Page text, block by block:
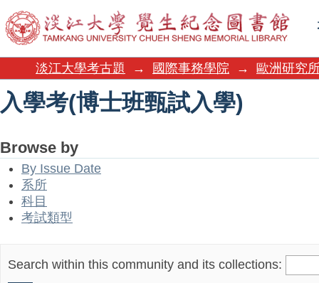
入學考(博士班甄試入學)
淡江大學考古題 → 國際事務學院 → 歐洲研究
入學考(博士班甄試入學)
Browse by
By Issue Date
系所
科目
考試類型
Search within this community and its collections: